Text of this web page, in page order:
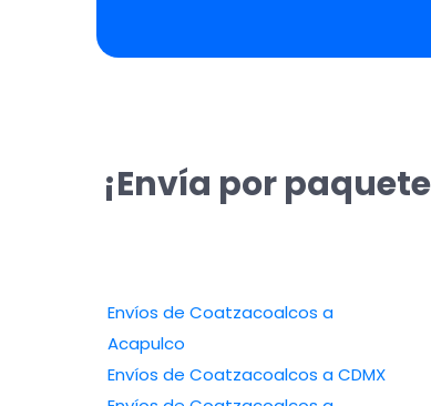
¡Envía por
Envíos de Coatzacoalcos a
Acapulco
Envíos de Coatzacoalcos a CDMX